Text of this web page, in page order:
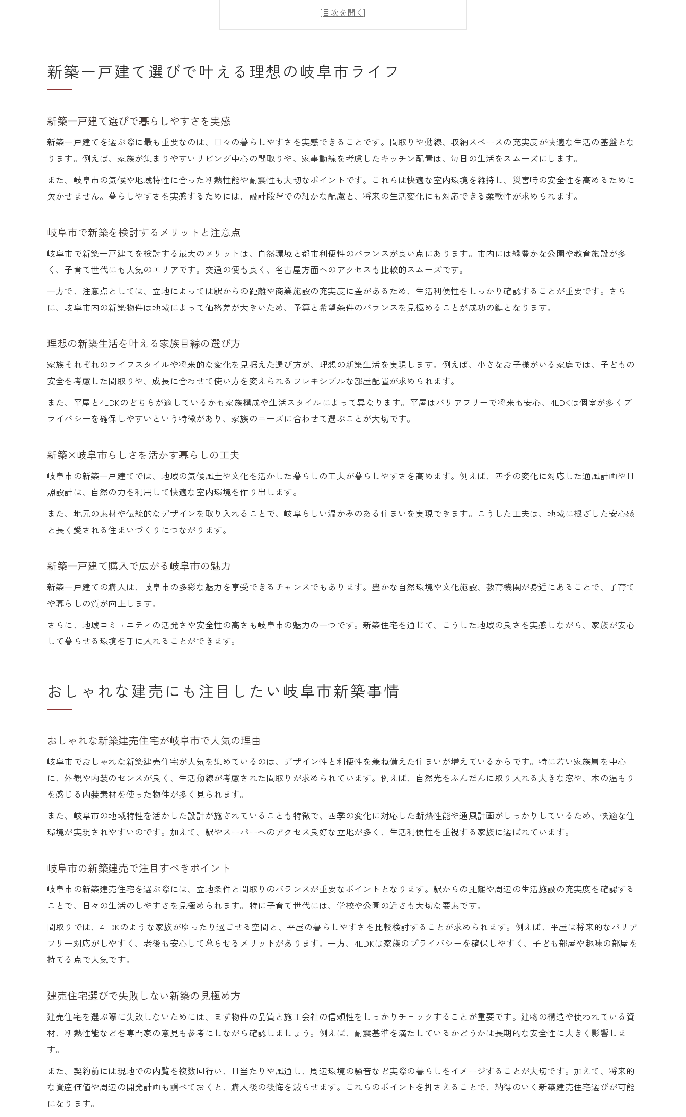
理想の新築生活を叶える家族目線の選び方
新築×岐阜市らしさを活かす暮らしの工夫
おしゃれな建売にも注目したい岐阜市新築事情
おしゃれな新築建売が叶える家族の快適生活
新築建売と注文住宅の違いを岐阜市で比較
平屋や4LDKを家族でじっくり比較検討する方法
新築平屋と4LDKの特徴を家族目線で比較
新築一戸建てで平屋が注目される理由を解説
4LDK新築住宅が岐阜市で選ばれる背景
岐阜市内で新築購入なら相場と立地を総チェック
岐阜市新築一戸建ての相場を見極める方法
岐阜市で新築購入に最適なエリア選びの視点
新築物件相場と立地のバランスを取るコツ
暮らしやすさ追求のための新築物件選びの極意
新築一戸建てで叶える快適な暮らしの秘訣
新築一戸建てで将来も安心な生活空間を実現
新築購入で大切にしたい性能や設備の視点
家族が満足する岐阜市新築一戸建ての見極め方
岐阜市新築一戸建てで重視したい家族の希望
新築一戸建て選びで叶える理想の岐阜市ライフ
新築一戸建て選びで暮らしやすさを実感
新築一戸建てを選ぶ際に最も重要なのは、日々の暮らしやすさを実感できることです。間取りや動線、収納スペースの充実度が快適な生活の基盤とな
ります。例えば、家族が集まりやすいリビング中心の間取りや、家事動線を考慮したキッチン配置は、毎日の生活をスムーズにします。
また、岐阜市の気候や地域特性に合った断熱性能や耐震性も大切なポイントです。これらは快適な室内環境を維持し、災害時の安全性を高めるために
欠かせません。暮らしやすさを実感するためには、設計段階での細かな配慮と、将来の生活変化にも対応できる柔軟性が求められます。
岐阜市で新築を検討するメリットと注意点
岐阜市で新築一戸建てを検討する最大のメリットは、自然環境と都市利便性のバランスが良い点にあります。市内には緑豊かな公園や教育施設が多
く、子育て世代にも人気のエリアです。交通の便も良く、名古屋方面へのアクセスも比較的スムーズです。
一方で、注意点としては、立地によっては駅からの距離や商業施設の充実度に差があるため、生活利便性をしっかり確認することが重要です。さら
に、岐阜市内の新築物件は地域によって価格差が大きいため、予算と希望条件のバランスを見極めることが成功の鍵となります。
理想の新築生活を叶える家族目線の選び方
家族それぞれのライフスタイルや将来的な変化を見据えた選び方が、理想の新築生活を実現します。例えば、小さなお子様がいる家庭では、子どもの
安全を考慮した間取りや、成長に合わせて使い方を変えられるフレキシブルな部屋配置が求められます。
また、平屋と4LDKのどちらが適しているかも家族構成や生活スタイルによって異なります。平屋はバリアフリーで将来も安心、4LDKは個室が多くプ
ライバシーを確保しやすいという特徴があり、家族のニーズに合わせて選ぶことが大切です。
新築×岐阜市らしさを活かす暮らしの工夫
岐阜市の新築一戸建てでは、地域の気候風土や文化を活かした暮らしの工夫が暮らしやすさを高めます。例えば、四季の変化に対応した通風計画や日
照設計は、自然の力を利用して快適な室内環境を作り出します。
また、地元の素材や伝統的なデザインを取り入れることで、岐阜らしい温かみのある住まいを実現できます。こうした工夫は、地域に根ざした安心感
と長く愛される住まいづくりにつながります。
新築一戸建て購入で広がる岐阜市の魅力
新築一戸建ての購入は、岐阜市の多彩な魅力を享受できるチャンスでもあります。豊かな自然環境や文化施設、教育機関が身近にあることで、子育て
や暮らしの質が向上します。
さらに、地域コミュニティの活発さや安全性の高さも岐阜市の魅力の一つです。新築住宅を通じて、こうした地域の良さを実感しながら、家族が安心
して暮らせる環境を手に入れることができます。
おしゃれな建売にも注目したい岐阜市新築事情
おしゃれな新築建売住宅が岐阜市で人気の理由
岐阜市でおしゃれな新築建売住宅が人気を集めているのは、デザイン性と利便性を兼ね備えた住まいが増えているからです。特に若い家族層を中心
に、外観や内装のセンスが良く、生活動線が考慮された間取りが求められています。例えば、自然光をふんだんに取り入れる大きな窓や、木の温もり
を感じる内装素材を使った物件が多く見られます。
また、岐阜市の地域特性を活かした設計が施されていることも特徴で、四季の変化に対応した断熱性能や通風計画がしっかりしているため、快適な住
環境が実現されやすいのです。加えて、駅やスーパーへのアクセス良好な立地が多く、生活利便性を重視する家族に選ばれています。
岐阜市の新築建売で注目すべきポイント
岐阜市の新築建売住宅を選ぶ際には、立地条件と間取りのバランスが重要なポイントとなります。駅からの距離や周辺の生活施設の充実度を確認する
ことで、日々の生活のしやすさを見極められます。特に子育て世代には、学校や公園の近さも大切な要素です。
間取りでは、4LDKのような家族がゆったり過ごせる空間と、平屋の暮らしやすさを比較検討することが求められます。例えば、平屋は将来的なバリア
フリー対応がしやすく、老後も安心して暮らせるメリットがあります。一方、4LDKは家族のプライバシーを確保しやすく、子ども部屋や趣味の部屋を
持てる点で人気です。
建売住宅選びで失敗しない新築の見極め方
建売住宅を選ぶ際に失敗しないためには、まず物件の品質と施工会社の信頼性をしっかりチェックすることが重要です。建物の構造や使われている資
材、断熱性能などを専門家の意見も参考にしながら確認しましょう。例えば、耐震基準を満たしているかどうかは長期的な安全性に大きく影響しま
す。
また、契約前には現地での内覧を複数回行い、日当たりや風通し、周辺環境の騒音など実際の暮らしをイメージすることが大切です。加えて、将来的
な資産価値や周辺の開発計画も調べておくと、購入後の後悔を減らせます。これらのポイントを押さえることで、納得のいく新築建売住宅選びが可能
になります。